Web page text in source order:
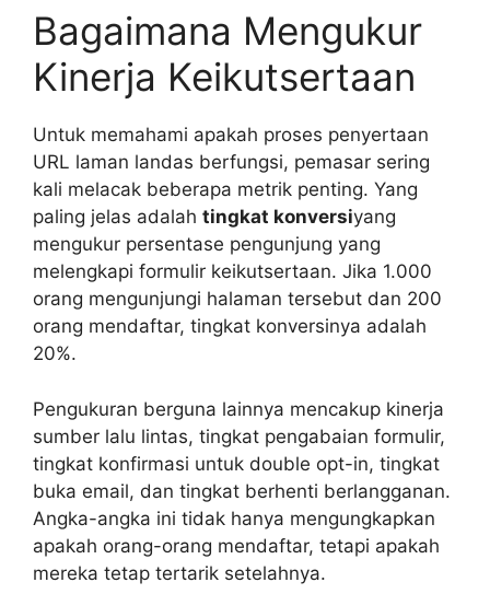
Bagaimana Mengukur
Kinerja Keikutsertaan
Untuk memahami apakah proses penyertaan
URL laman landas berfungsi, pemasar sering
kali melacak beberapa metrik penting. Yang
paling jelas adalah tingkat konversiyang
mengukur persentase pengunjung yang
melengkapi formulir keikutsertaan. Jika 1.000
orang mengunjungi halaman tersebut dan 200
orang mendaftar, tingkat konversinya adalah
20%.
Pengukuran berguna lainnya mencakup kinerja
sumber lalu lintas, tingkat pengabaian formulir,
tingkat konfirmasi untuk double opt-in, tingkat
buka email, dan tingkat berhenti berlangganan.
Angka-angka ini tidak hanya mengungkapkan
apakah orang-orang mendaftar, tetapi apakah
mereka tetap tertarik setelahnya.